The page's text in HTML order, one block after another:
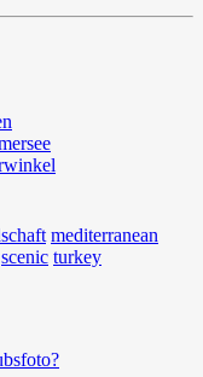
mediterranean
scenic turkey